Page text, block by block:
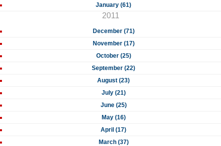
January (61)
2011
December (71)
November (17)
October (25)
September (22)
August (23)
July (21)
June (25)
May (16)
April (17)
March (37)